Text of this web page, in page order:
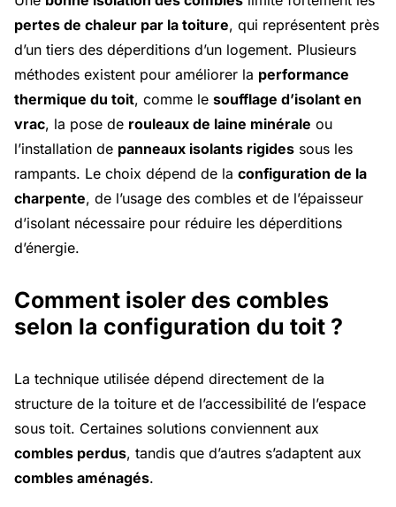
pertes de chaleur par la toiture, qui représentent près
d’un tiers des déperditions d’un logement. Plusieurs
méthodes existent pour améliorer la performance
thermique du toit, comme le soufflage d’isolant en
vrac, la pose de rouleaux de laine minérale ou
l’installation de panneaux isolants rigides sous les
rampants. Le choix dépend de la configuration de la
charpente, de l’usage des combles et de l’épaisseur
d’isolant nécessaire pour réduire les déperditions
d’énergie.
Comment isoler des combles
selon la configuration du toit ?
La technique utilisée dépend directement de la
structure de la toiture et de l’accessibilité de l’espace
sous toit. Certaines solutions conviennent aux
combles perdus, tandis que d’autres s’adaptent aux
combles aménagés.